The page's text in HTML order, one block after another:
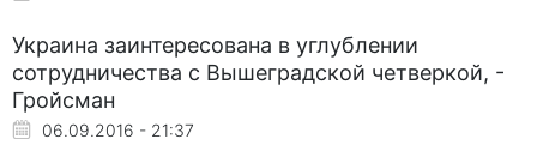
Украина заинтересована в углублении
сотрудничества с Вышеградской четверкой, -
Гройсман
06.09.2016 - 21:37